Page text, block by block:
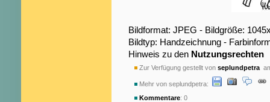
Bildformat: JPEG - Bildgröße:
Bildtyp: Handzeichnung -
Hinweis zu den Nutzungsrechten
Zur Verfügung gestellt von seplundpetra
Mehr von seplundpetra:
Kommentare: 0